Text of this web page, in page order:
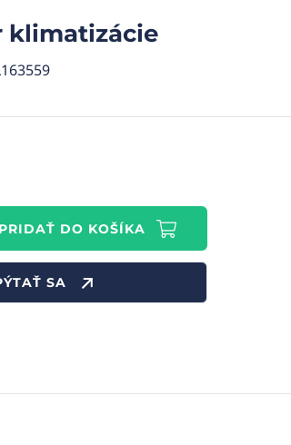
klimatizácie
PRIDAŤ DO KOŠÍKA
SA